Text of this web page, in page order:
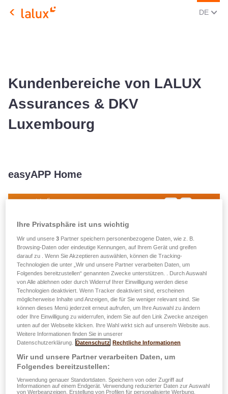
LALUX Assurances
DE
Kundenbereiche von LALUX
Assurances & DKV
Luxembourg
easyAPP Home
easyAPP Home – sicherer Zugang zu Ihrem LALUX Online-
der Online-Kundenbereich und die Handy-App der
für Privatkunden d.h. Versicherungsnehmer von
Schaden-, Haftpflicht-, Lebens- und
Krankenversicherungen (DKV Luxembourg) sowie
Ihre Privatsphäre ist uns wichtig
Wir und unsere3 Partner speichern personenbezogene Daten, wie z. B.
Browsing-Daten oder eindeutige Kennungen, auf Ihrem Gerät und greifen
darauf zu . Wenn Sie Akzeptieren auswählen, können die Tracking-
Technologien die unter „Wir und unsere Partner verarbeiten Daten, um
Folgendes bereitzustellen“ genannten Zwecke unterstützen. . Durch Auswahl
von Alle ablehnen oder durch Widerruf Ihrer Einwilligung werden diese
Technologien deaktiviert. Wenn Tracker deaktiviert sind, erscheinen
möglicherweise Inhalte und Anzeigen, die für Sie weniger relevant sind. Sie
können dieses Menü jederzeit erneut aufrufen, um Ihre Auswahl zu ändern
oder Ihre Einwilligung zu widerrufen, indem Sie auf den Link Zwecke anzeigen
unten auf der Webseite klicken. Ihre Wahl wirkt sich auf unsere/n Website aus.
Weitere Informationen finden Sie in unserer
Datenschutzerklärung.
Datenschutz Rechtliche Informationen
Wir und unsere Partner verarbeiten Daten, um
Folgendes bereitzustellen:
Verwendung genauer Standortdaten. Speichern von oder Zugriff auf
Informationen auf einem Endgerät. Verwendung reduzierter Daten zur Auswahl
von Werbeanzeigen. Erstellung von Profilen für personalisierte Werbung.